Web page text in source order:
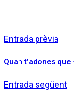
Entrada prèvia
Quan t’adones
Entrada següent